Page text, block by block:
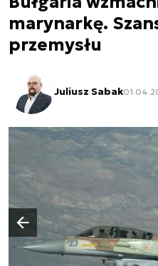
marynarkę.
przemysłu
Juliusz Sabak
Poprzedni slajd